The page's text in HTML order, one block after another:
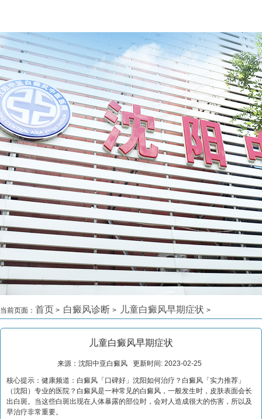
当前页面： 首页 > 白癜风诊断 > 儿童白癜风早期症状 >
儿童白癜风早期症状
来源：沈阳中亚白癜风 更新时间: 2023-02-25
核心提示：健康频道：白癜风「口碑好」沈阳如何治疗？白癜风「实力推荐」
（沈阳）专业的医院？白癜风是一种常见的白癜风，一般发生时，皮肤表面会长
出白斑。当这些白斑出现在人体暴露的部位时，会对人造成很大的伤害，所以及
早治疗非常重要。